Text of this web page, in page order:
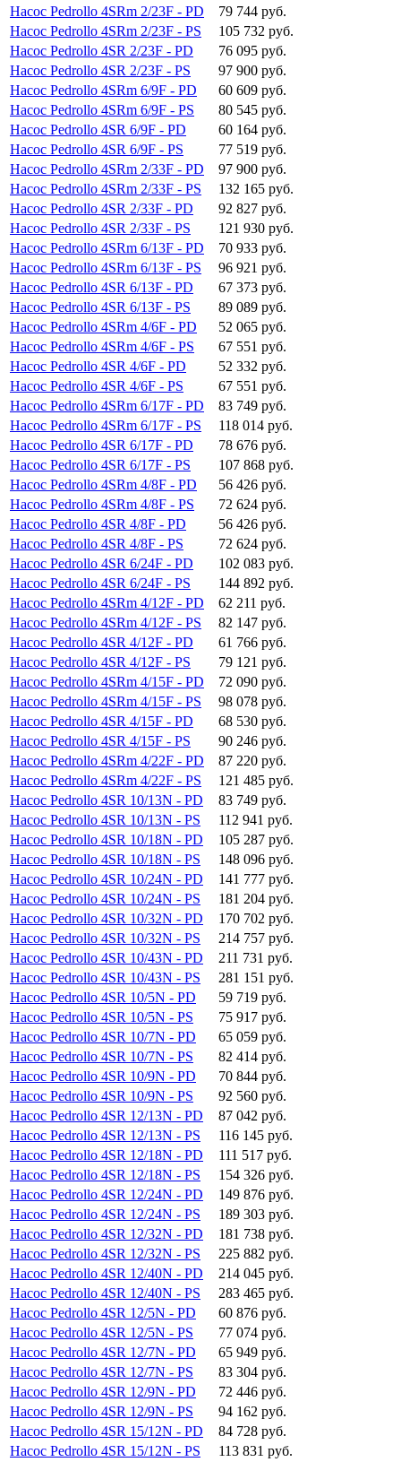
Насос Pedrollo 4SRm 2/23F - PD
79 744 руб.
Насос Pedrollo 4SRm 2/23F - PS
105 732 руб.
Насос Pedrollo 4SR 2/23F - PD
76 095 руб.
Насос Pedrollo 4SR 2/23F - PS
97 900 руб.
Насос Pedrollo 4SRm 6/9F - PD
60 609 руб.
Насос Pedrollo 4SRm 6/9F - PS
80 545 руб.
Насос Pedrollo 4SR 6/9F - PD
60 164 руб.
Насос Pedrollo 4SR 6/9F - PS
77 519 руб.
Насос Pedrollo 4SRm 2/33F - PD
97 900 руб.
Насос Pedrollo 4SRm 2/33F - PS
132 165 руб.
Насос Pedrollo 4SR 2/33F - PD
92 827 руб.
Насос Pedrollo 4SR 2/33F - PS
121 930 руб.
Насос Pedrollo 4SRm 6/13F - PD
70 933 руб.
Насос Pedrollo 4SRm 6/13F - PS
96 921 руб.
Насос Pedrollo 4SR 6/13F - PD
67 373 руб.
Насос Pedrollo 4SR 6/13F - PS
89 089 руб.
Насос Pedrollo 4SRm 4/6F - PD
52 065 руб.
Насос Pedrollo 4SRm 4/6F - PS
67 551 руб.
Насос Pedrollo 4SR 4/6F - PD
52 332 руб.
Насос Pedrollo 4SR 4/6F - PS
67 551 руб.
Насос Pedrollo 4SRm 6/17F - PD
83 749 руб.
Насос Pedrollo 4SRm 6/17F - PS
118 014 руб.
Насос Pedrollo 4SR 6/17F - PD
78 676 руб.
Насос Pedrollo 4SR 6/17F - PS
107 868 руб.
Насос Pedrollo 4SRm 4/8F - PD
56 426 руб.
Насос Pedrollo 4SRm 4/8F - PS
72 624 руб.
Насос Pedrollo 4SR 4/8F - PD
56 426 руб.
Насос Pedrollo 4SR 4/8F - PS
72 624 руб.
Насос Pedrollo 4SR 6/24F - PD
102 083 руб.
Насос Pedrollo 4SR 6/24F - PS
144 892 руб.
Насос Pedrollo 4SRm 4/12F - PD
62 211 руб.
Насос Pedrollo 4SRm 4/12F - PS
82 147 руб.
Насос Pedrollo 4SR 4/12F - PD
61 766 руб.
Насос Pedrollo 4SR 4/12F - PS
79 121 руб.
Насос Pedrollo 4SRm 4/15F - PD
72 090 руб.
Насос Pedrollo 4SRm 4/15F - PS
98 078 руб.
Насос Pedrollo 4SR 4/15F - PD
68 530 руб.
Насос Pedrollo 4SR 4/15F - PS
90 246 руб.
Насос Pedrollo 4SRm 4/22F - PD
87 220 руб.
Насос Pedrollo 4SRm 4/22F - PS
121 485 руб.
Насос Pedrollo 4SR 10/13N - PD
83 749 руб.
Насос Pedrollo 4SR 10/13N - PS
112 941 руб.
Насос Pedrollo 4SR 10/18N - PD
105 287 руб.
Насос Pedrollo 4SR 10/18N - PS
148 096 руб.
Насос Pedrollo 4SR 10/24N - PD
141 777 руб.
Насос Pedrollo 4SR 10/24N - PS
181 204 руб.
Насос Pedrollo 4SR 10/32N - PD
170 702 руб.
Насос Pedrollo 4SR 10/32N - PS
214 757 руб.
Насос Pedrollo 4SR 10/43N - PD
211 731 руб.
Насос Pedrollo 4SR 10/43N - PS
281 151 руб.
Насос Pedrollo 4SR 10/5N - PD
59 719 руб.
Насос Pedrollo 4SR 10/5N - PS
75 917 руб.
Насос Pedrollo 4SR 10/7N - PD
65 059 руб.
Насос Pedrollo 4SR 10/7N - PS
82 414 руб.
Насос Pedrollo 4SR 10/9N - PD
70 844 руб.
Насос Pedrollo 4SR 10/9N - PS
92 560 руб.
Насос Pedrollo 4SR 12/13N - PD
87 042 руб.
Насос Pedrollo 4SR 12/13N - PS
116 145 руб.
Насос Pedrollo 4SR 12/18N - PD
111 517 руб.
Насос Pedrollo 4SR 12/18N - PS
154 326 руб.
Насос Pedrollo 4SR 12/24N - PD
149 876 руб.
Насос Pedrollo 4SR 12/24N - PS
189 303 руб.
Насос Pedrollo 4SR 12/32N - PD
181 738 руб.
Насос Pedrollo 4SR 12/32N - PS
225 882 руб.
Насос Pedrollo 4SR 12/40N - PD
214 045 руб.
Насос Pedrollo 4SR 12/40N - PS
283 465 руб.
Насос Pedrollo 4SR 12/5N - PD
60 876 руб.
Насос Pedrollo 4SR 12/5N - PS
77 074 руб.
Насос Pedrollo 4SR 12/7N - PD
65 949 руб.
Насос Pedrollo 4SR 12/7N - PS
83 304 руб.
Насос Pedrollo 4SR 12/9N - PD
72 446 руб.
Насос Pedrollo 4SR 12/9N - PS
94 162 руб.
Насос Pedrollo 4SR 15/12N - PD
84 728 руб.
Насос Pedrollo 4SR 15/12N - PS
113 831 руб.